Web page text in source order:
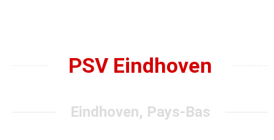
PSV Eindhoven
Eindhoven, Pays-Bas